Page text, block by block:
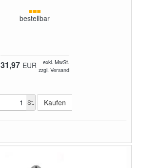
bestellbar
31,97 EUR
exkl. MwSt.
zzgl. Versand
St.